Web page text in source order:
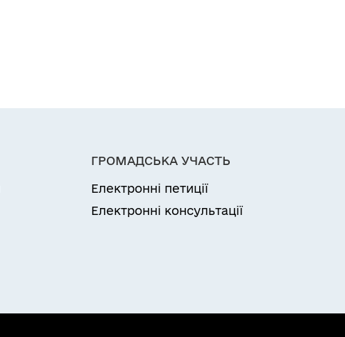
ГРОМАДСЬКА УЧАСТЬ
Електронні петиції
Електронні консультації